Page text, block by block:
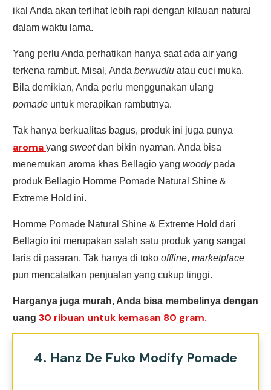
ikal Anda akan terlihat lebih rapi dengan kilauan natural
dalam waktu lama.
Yang perlu Anda perhatikan hanya saat ada air yang
terkena rambut. Misal, Anda berwudlu atau cuci muka.
Bila demikian, Anda perlu menggunakan ulang
pomade untuk merapikan rambutnya.
Tak hanya berkualitas bagus, produk ini juga punya
aroma yang sweetdan bikin nyaman. Anda bisa
menemukan aroma khas Bellagio yang woodypada
produk Bellagio Homme Pomade Natural Shine &
Extreme Hold ini.
Homme Pomade Natural Shine & Extreme Hold dari
Bellagio ini merupakan salah satu produk yang sangat
laris di pasaran. Tak hanya di toko offline, marketplace
pun mencatatkan penjualan yang cukup tinggi.
Harganya juga murah, Anda bisa membelinya dengan
uang 30 ribuan untuk kemasan 80 gram.
4. Hanz De Fuko Modify Pomade